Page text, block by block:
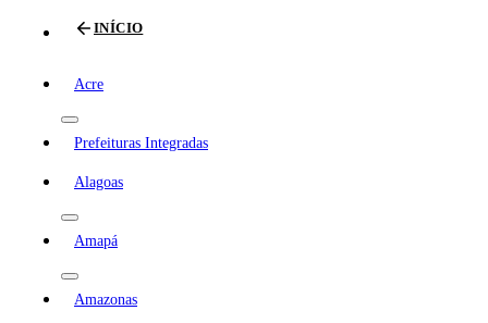
INÍCIO
Acre
Prefeituras Integradas
Alagoas
Amapá
Amazonas